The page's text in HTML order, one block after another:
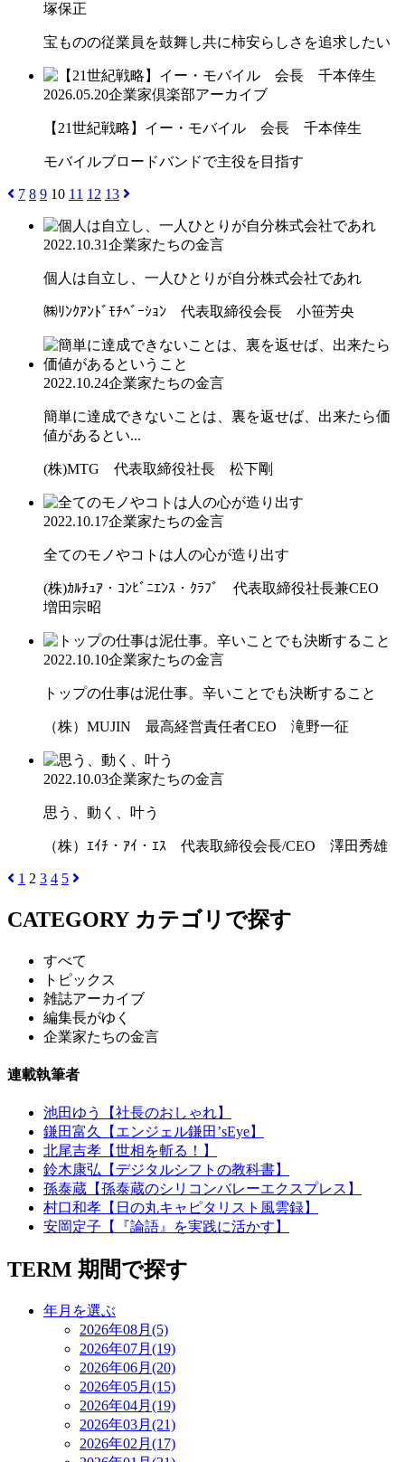
塚保正
宝ものの従業員を鼓舞し共に柿安らしさを追求したい
2026.05.20企業家倶楽部アーカイブ
【21世紀戦略】イー・モバイル 会長 千本倖生
モバイルブロードバンドで主役を目指す
7 8 9 10 11 12 13
2022.10.31企業家たちの金言
個人は自立し、一人ひとりが自分株式会社であれ
㈱ﾘﾝｸｱﾝﾄﾞﾓﾁﾍﾞｰｼｮﾝ 代表取締役会長 小笹芳央
2022.10.24企業家たちの金言
簡単に達成できないことは、裏を返せば、出来たら価
値があるとい...
(株)MTG 代表取締役社長 松下剛
2022.10.17企業家たちの金言
全てのモノやコトは人の心が造り出す
(株)ｶﾙﾁｭｱ・ｺﾝﾋﾞﾆｴﾝｽ・ｸﾗﾌﾞ 代表取締役社長兼CEO
増田宗昭
2022.10.10企業家たちの金言
トップの仕事は泥仕事。辛いことでも決断すること
（株）MUJIN 最高経営責任者CEO 滝野一征
2022.10.03企業家たちの金言
思う、動く、叶う
（株）ｴｲﾁ・ｱｲ・ｴｽ 代表取締役会長/CEO 澤田秀雄
1 2 3 4 5
CATEGORY カテゴリで探す
すべて
トピックス
雑誌アーカイブ
編集長がゆく
企業家たちの金言
連載執筆者
池田ゆう【社長のおしゃれ】
鎌田富久【エンジェル鎌田’sEye】
北尾吉孝【世相を斬る！】
鈴木康弘【デジタルシフトの教科書】
孫泰蔵【孫泰蔵のシリコンバレーエクスプレス】
村口和孝【日の丸キャピタリスト風雲録】
安岡定子【『論語』を実践に活かす】
TERM 期間で探す
年月を選ぶ
2026年08月(5)
2026年07月(19)
2026年06月(20)
2026年05月(15)
2026年04月(19)
2026年03月(21)
2026年02月(17)